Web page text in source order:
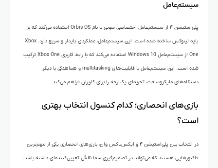
سیستم‌عامل
پلی‌استیشن ۴ از سیستم‌عامل اختصاصی سونی با نام Orbis OS استفاده می‌کند که بر
پایه لینوکس ساخته شده است. این سیستم‌عامل، عملکردی پایدار و سریع دارد. Xbox
One از سیستم‌عامل Windows 10 استفاده می‌کند که با رابط کاربری Xbox One ترکیب
شده است. این سیستم‌عامل با قابلیت‌های multitasking و هماهنگی با دیگر
دستگاه‌های مایکروسافت، تجربه‌ای یکپارچه را برای کاربران فراهم می‌کند.
بازی‌های انحصاری؛ کدام کنسول انتخاب بهتری
است؟
در انتخاب بین پلی‌استیشن ۴ و ایکس‌باکس وان، بازی‌های انحصاری یکی از مهم‌ترین
فاکتورهایی هستند که می‌تواند در تصمیم‌گیری شما نقش تعیین‌کننده‌ای داشته باشد.